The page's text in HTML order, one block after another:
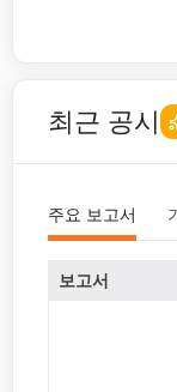
최근 공시
주요 보고서
보고서